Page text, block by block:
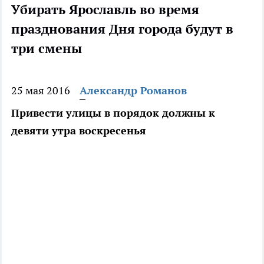
Убирать Ярославль во время
празднования Дня города будут в
три смены
25 мая 2016
Александр Романов
Привести улицы в порядок должны к
девяти утра воскресенья